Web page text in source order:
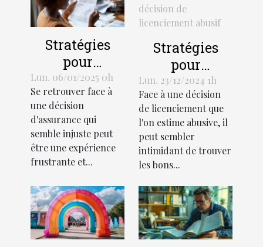
Stratégies
pour
contester une
décision
d'assurance
injuste
Lun. 06/01/2025 0h
Se retrouver face à
une décision
d'assurance qui
semble injuste peut
être une expérience
frustrante et...
Stratégies
pour
contester une
décision de
licenciement
abusif
Lun. 23/12/2024 1h
Face à une décision
de licenciement que
l'on estime abusive, il
peut sembler
intimidant de trouver
les bons...